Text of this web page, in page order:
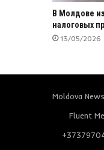
В Молдове
налоговых
13/05/2026
Moldova
Fluent